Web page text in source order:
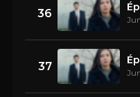
36
37